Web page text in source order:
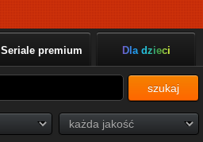
Seriale premium Dla dzieci
szukaj